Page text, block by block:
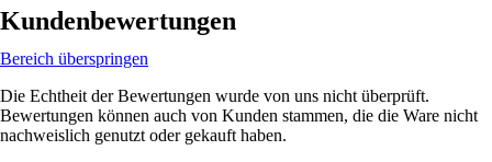
Kundenbewertungen
Bereich überspringen
Die Echtheit der Bewertungen wurde von uns nicht überprüft.
Bewertungen können auch von Kunden stammen, die die Ware nicht
nachweislich genutzt oder gekauft haben.